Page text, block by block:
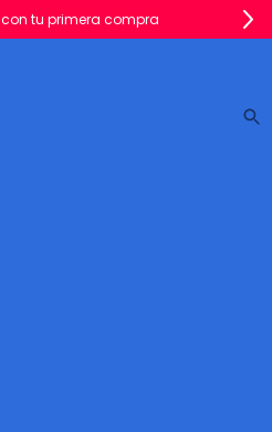
con tu primera compra